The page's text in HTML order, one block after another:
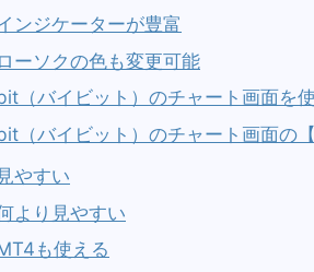
ンジケーターが豊富
ローソクの色も変更可能
（バイビット）のチャート画面を
（バイビット）のチャート画面の
見やすい
より見やすい
も使える